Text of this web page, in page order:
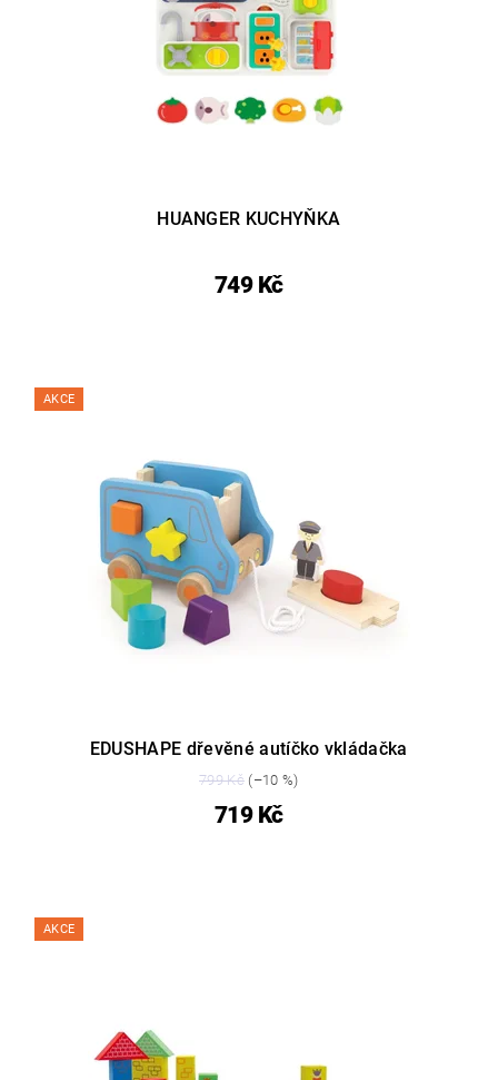
HUANGER KUCHYŇKA
749 Kč
AKCE
EDUSHAPE dřevěné autíčko vkládačka
799 Kč(–10 %)
719 Kč
AKCE